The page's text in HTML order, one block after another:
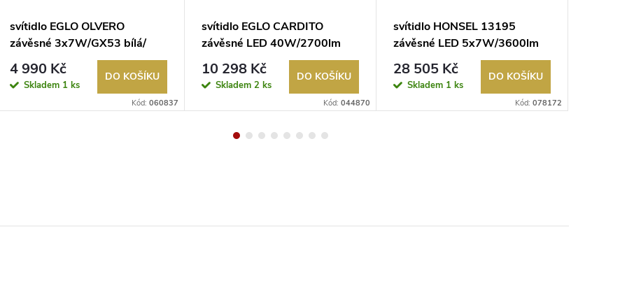
svítidlo EGLO OLVERO
závěsné 3x7W/GX53 bílá/
černá
4 990 Kč
Skladem 1 ks
DO KOŠÍKU
Kód: 060837
svítidlo EGLO CARDITO
závěsné LED 40W/2700lm
3000K chrom/křišťál
10 298 Kč
Skladem 2 ks
DO KOŠÍKU
Kód: 044870
svítidlo HONSEL 13195
závěsné LED 5x7W/3600lm
3000K stříbrná
28 505 Kč
Skladem 1 ks
DO KOŠÍKU
Kód: 078172